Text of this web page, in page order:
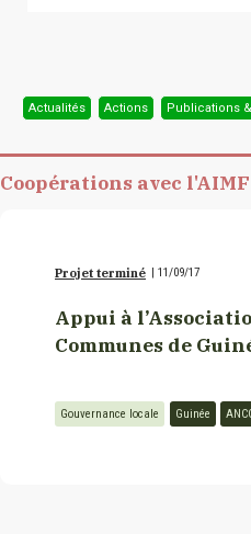
Actualités Actions Publications
Coopérations avec l'AIMF
Projet terminé 11/09/17
Appui à
Communes de
Gouvernance locale Guinée